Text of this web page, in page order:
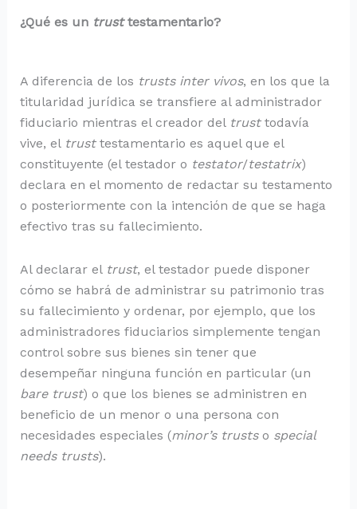
¿Qué es un trusttestamentario?
A diferencia de los trusts inter vivos, en los que la
titularidad jurídica se transfiere al administrador
fiduciario mientras el creador del trust todavía
vive, el trust testamentario es aquel que el
constituyente (el testador o testator/testatrix)
declara en el momento de redactar su testamento
o posteriormente con la intención de que se haga
efectivo tras su fallecimiento.
Al declarar el trust, el testador puede disponer
cómo se habrá de administrar su patrimonio tras
su fallecimiento y ordenar, por ejemplo, que los
administradores fiduciarios simplemente tengan
control sobre sus bienes sin tener que
desempeñar ninguna función en particular (un
bare trust) o que los bienes se administren en
beneficio de un menor o una persona con
necesidades especiales (minor’s trustso special
needs trusts).